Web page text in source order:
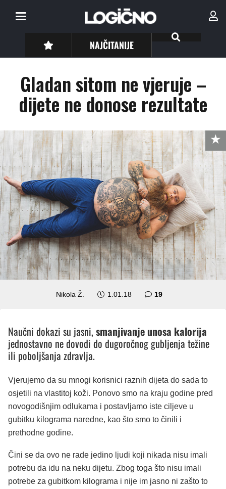
NAJČITANIJE
Gladan sitom ne vjeruje –
dijete ne donose rezultate
Nikola Ž. 1.01.18 19komentara
Naučni dokazi su jasni, smanjivanje unosa kalorija
jednostavno ne dovodi do dugoročnog gubljenja težine
ili poboljšanja zdravlja.
Vjerujemo da su mnogi korisnici raznih dijeta do sada to
osjetili na vlastitoj koži. Ponovo smo na kraju godine pred
novogodišnjim odlukama i postavljamo iste ciljeve u
gubitku kilograma naredne, kao što smo to činili i
prethodne godine.
Čini se da ovo ne rade jedino ljudi koji nikada nisu imali
potrebu da idu na neku dijetu. Zbog toga što nisu imali
potrebe za gubitkom kilograma i nije im jasno ni zašto to